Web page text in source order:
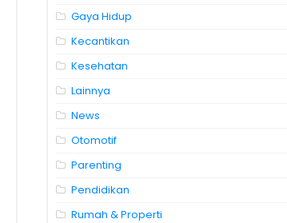
Gaya Hidup
Kecantikan
Kesehatan
Lainnya
News
Otomotif
Parenting
Pendidikan
Rumah & Properti